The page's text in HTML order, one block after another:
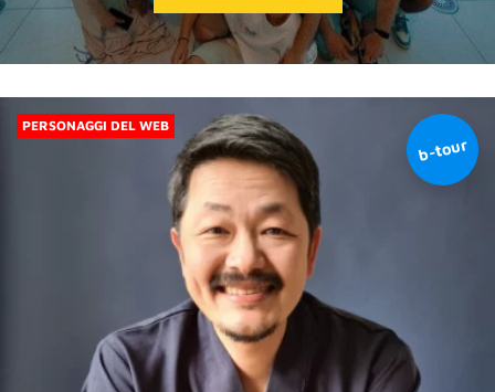
PERSONAGGI DEL WEB